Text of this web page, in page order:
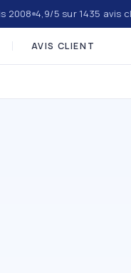
2008 4,9/5 sur 1435 avis
AVIS CLIENT